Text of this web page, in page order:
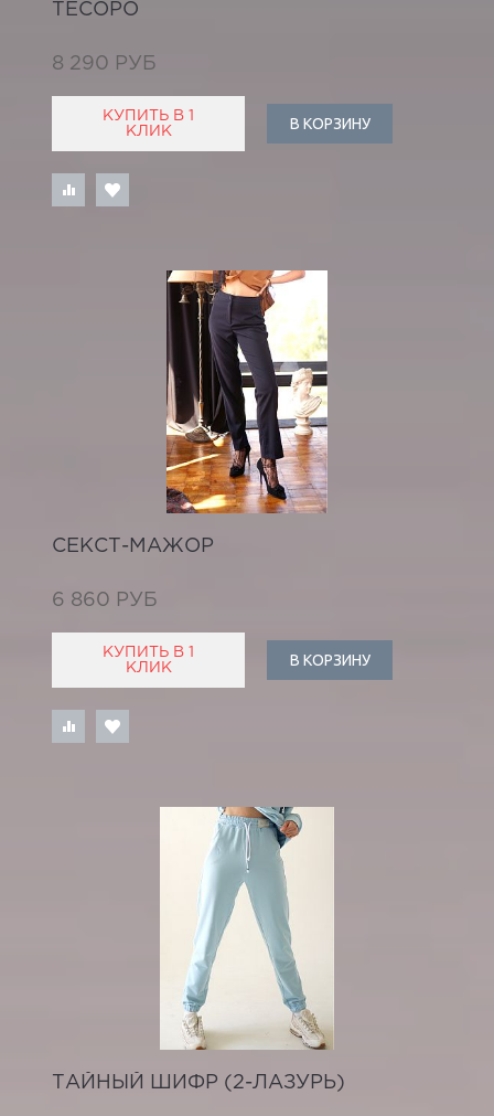
ТЕСОРО
8 290 РУБ
КУПИТЬ В 1
КЛИК
В КОРЗИНУ
СЕКСТ-МАЖОР
6 860 РУБ
КУПИТЬ В 1
КЛИК
В КОРЗИНУ
ТАЙНЫЙ ШИФР (2-ЛАЗУРЬ)